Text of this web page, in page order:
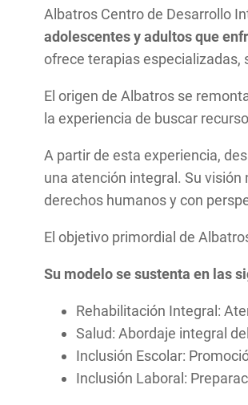
Albatros Centro de Desarrollo
adolescentes y adultos que
ofrece terapias especializadas,
El origen de Albatros se
la experiencia de buscar
A partir de esta experiencia,
una atención integral. Su
derechos humanos y con
El objetivo primordial de
Su modelo se sustenta en las
Rehabilitación Integral:
Salud: Abordaje integral
Inclusión Escolar:
Inclusión Laboral: